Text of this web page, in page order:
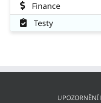
Finance
Testy
UPOZORNĚNÍ